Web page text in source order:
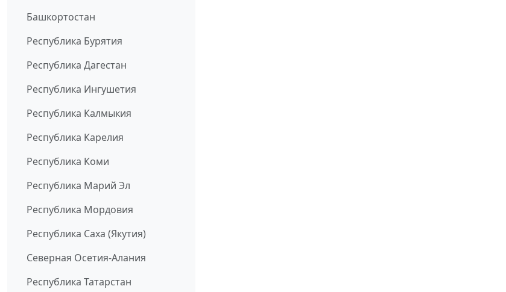
Башкортостан
Республика Бурятия
Республика Дагестан
Республика Ингушетия
Республика Калмыкия
Республика Карелия
Республика Коми
Республика Марий Эл
Республика Мордовия
Республика Саха (Якутия)
Северная Осетия-Алания
Республика Татарстан